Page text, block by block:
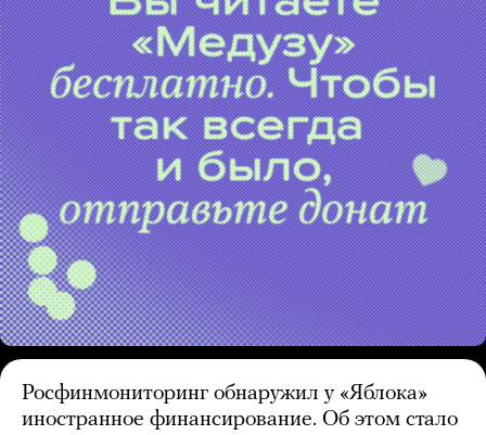
Росфинмониторинг обнаружил у «Яблока»
иностранное финансирование. Об этом стало